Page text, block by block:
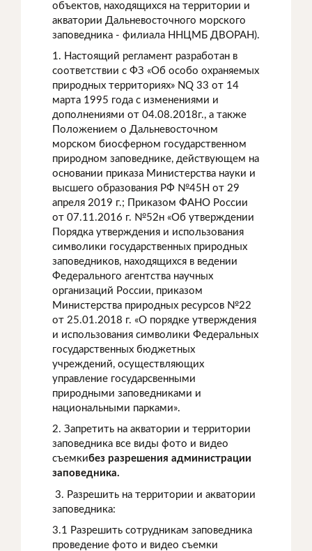
объектов, находящихся на территории и
акватории Дальневосточного морского
заповедника - филиала ННЦМБ ДВОРАН).
1. Настоящий регламент разработан в
соответствии с ФЗ «Об особо охраняемых
природных территориях» NQ 33 от 14
марта 1995 года с изменениями и
дополнениями от 04.08.2018г., а также
Положением о Дальневосточном
морском биосферном государственном
природном заповеднике, действующем на
основании приказа Министерства науки и
высшего образования РФ №45Н от 29
апреля 2019 г.; Приказом ФАНО России
от 07.11.2016 г. №52н «Об утверждении
Порядка утверждения и использования
символики государственных природных
заповедников, находящихся в ведении
Федерального агентства научных
организаций России, приказом
Министерства природных ресурсов №22
от 25.01.2018 г. «О порядке утверждения
и использования символики Федеральных
государственных бюджетных
учреждений, осуществляющих
управление государсвенными
природными заповедниками и
национальными парками».
2. Запретить на акватории и территории
заповедника все виды фото и видео
съемкибез разрешения администрации
заповедника.
3. Разрешить на территории и акватории
заповедника:
3.1 Разрешить сотрудникам заповедника
проведение фото и видео съемки